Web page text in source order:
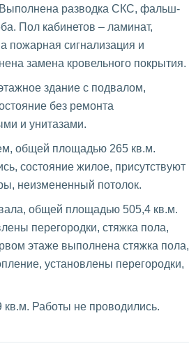
разводка СКС, фальш-
Пол кабинетов – ламинат,
пожарная сигнализация и
замена кровельного покрытия.
здание с подвалом,
без ремонта
и унитазами.
общей площадью 265 кв.м.
состояние жилое, присутствуют
неизмененный потолок.
общей площадью 505,4 кв.м.
перегородки, стяжка пола,
этаже выполнена стяжка пола,
установлены перегородки,
Работы не проводились.